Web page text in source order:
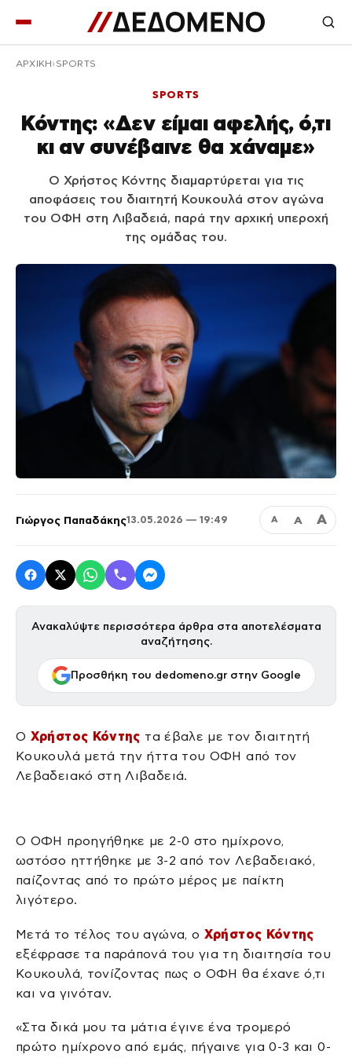
ΑΡΧΙΚΉ SPORTS
SPORTS
Κόντης: «Δεν είμαι αφελής, ό,τι
κι αν συνέβαινε θα χάναμε»
Ο Χρήστος Κόντης διαμαρτύρεται για τις
αποφάσεις του διαιτητή Κουκουλά στον αγώνα
του ΟΦΗ στη Λιβαδειά, παρά την αρχική υπεροχή
της ομάδας του.
Γιώργος Παπαδάκης13.05.2026 — 19:49 Α Α Α
Ανακαλύψτε περισσότερα άρθρα στα αποτελέσματα
αναζήτησης.
Προσθήκη του dedomeno.gr στην Google
Ο Χρήστος Κόντης τα έβαλε με τον διαιτητή
Κουκουλά μετά την ήττα του ΟΦΗ από τον
Λεβαδειακό στη Λιβαδειά.
Ο ΟΦΗ προηγήθηκε με 2-0 στο ημίχρονο,
ωστόσο ηττήθηκε με 3-2 από τον Λεβαδειακό,
παίζοντας από το πρώτο μέρος με παίκτη
λιγότερο.
Μετά το τέλος του αγώνα, ο Χρήστος Κόντης
εξέφρασε τα παράπονά του για τη διαιτησία του
Κουκουλά, τονίζοντας πως ο ΟΦΗ θα έχανε ό,τι
και να γινόταν.
«Στα δικά μου τα μάτια έγινε ένα τρομερό
πρώτο ημίχρονο από εμάς, πήγαινε για 0-3 και 0-